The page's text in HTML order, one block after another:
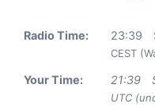
Radio Time: 23:39
CEST
Your Time: 21:39
UTC